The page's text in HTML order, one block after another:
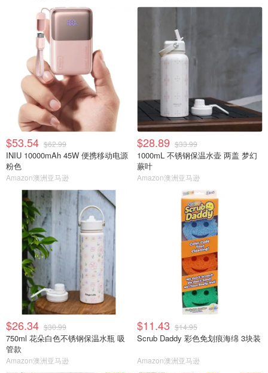
$53.54 $62.99
INIU 10000mAh 45W 便携移动电源
粉色
Amazon澳洲亚马逊
$28.89 $33.99
1000mL 不锈钢保温水壶 两盖 梦幻
蕨叶
Amazon澳洲亚马逊
$26.34 $30.99
750ml 花朵白色不锈钢保温水瓶 吸
管款
Amazon澳洲亚马逊
$11.43 $14.95
Scrub Daddy 彩色免划痕海绵 3块装
Amazon澳洲亚马逊